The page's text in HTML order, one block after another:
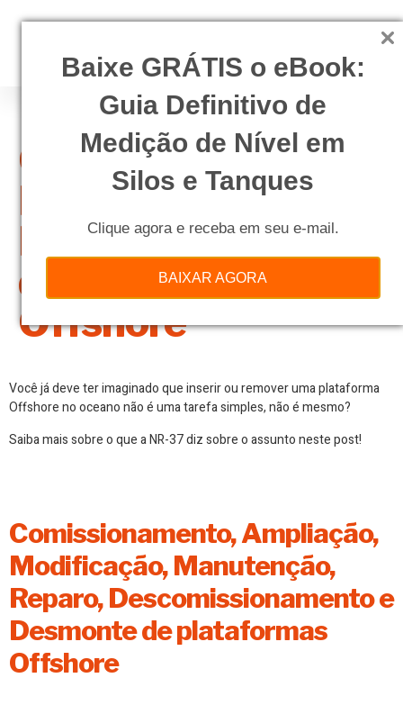
Baixe GRÁTIS o eBook:
Guia Definitivo de
Medição de Nível em
Silos e Tanques
Clique agora e receba em seu e-mail.
BAIXAR AGORA
Comissionamento,
Modificações e
de Plataformas
Offshore
Você já deve ter imaginado que inserir ou remover uma plataforma
Offshore no oceano não é uma tarefa simples, não é mesmo?
Saiba mais sobre o que a NR-37 diz sobre o assunto neste post!
Comissionamento, Ampliação,
Modificação, Manutenção,
Reparo, Descomissionamento e
Desmonte de plataformas
Offshore